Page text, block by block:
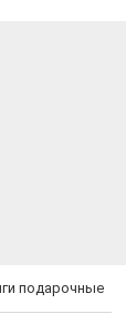
по­да­роч­ные